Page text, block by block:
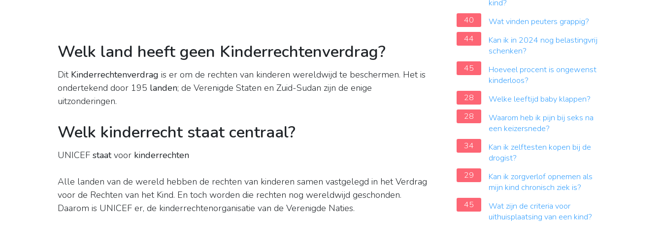
Welk land heeft geen Kinderrechtenverdrag?
Dit Kinderrechtenverdrag is er om de rechten van kinderen wereldwijd te beschermen. Het is
ondertekend door 195 landen; de Verenigde Staten en Zuid-Sudan zijn de enige
uitzonderingen.
Welk kinderrecht staat centraal?
UNICEF staatvoor kinderrechten
Alle landen van de wereld hebben de rechten van kinderen samen vastgelegd in het Verdrag
voor de Rechten van het Kind. En toch worden die rechten nog wereldwijd geschonden.
Daarom is UNICEF er, de kinderrechtenorganisatie van de Verenigde Naties.
kind?
40
Wat vinden peuters grappig?
44
Kan ik in 2024 nog belastingvrij
schenken?
45
Hoeveel procent is ongewenst
kinderloos?
28
Welke leeftijd baby klappen?
28
Waarom heb ik pijn bij seks na
een keizersnede?
34
Kan ik zelftesten kopen bij de
drogist?
29
Kan ik zorgverlof opnemen als
mijn kind chronisch ziek is?
45
Wat zijn de criteria voor
uithuisplaatsing van een kind?